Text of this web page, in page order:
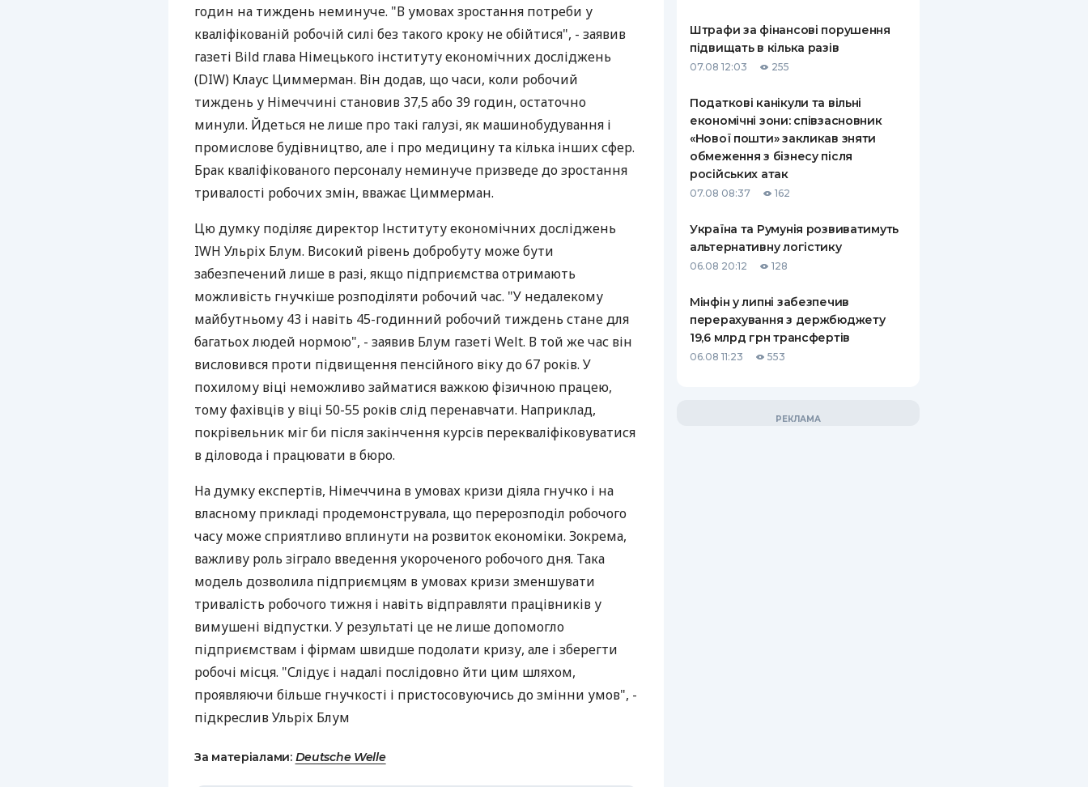
КАРТОК
ЩОМІСЯЧНИЙ ОГЛЯД
ПУТІВНИКИ ПО
ПУТІВНИКИ ПО
СТРАХУВАННЮ
ВСІ СТРАХОВІ ПОЛІСИ
СТРАХОВІ КОМПАНІЇ
ВІДГУКИ ПРО СТРАХОВІ
КОМПАНІЇ
годин на тиждень неминуче. "В умовах зростання потреби у
кваліфікованій робочій силі без такого кроку не обійтися", - заявив
газеті Bild глава Німецького інституту економічних досліджень
(DIW) Клаус Циммерман. Він додав, що часи, коли робочий
тиждень у Німеччині становив 37,5 або 39 годин, остаточно
минули. Йдеться не лише про такі галузі, як машинобудування і
промислове будівництво, але і про медицину та кілька інших сфер.
Брак кваліфікованого персоналу неминуче призведе до зростання
тривалості робочих змін, вважає Циммерман.
Цю думку поділяє директор Інституту економічних досліджень
IWH Ульріх Блум. Високий рівень добробуту може бути
забезпечений лише в разі, якщо підприємства отримають
можливість гнучкіше розподіляти робочий час. "У недалекому
майбутньому 43 і навіть 45-годинний робочий тиждень стане для
багатьох людей нормою", - заявив Блум газеті Welt. В той же час він
висловився проти підвищення пенсійного віку до 67 років. У
похилому віці неможливо займатися важкою фізичною працею,
тому фахівців у віці 50-55 років слід перенавчати. Наприклад,
покрівельник міг би після закінчення курсів перекваліфіковуватися
в діловода і працювати в бюро.
На думку експертів, Німеччина в умовах кризи діяла гнучко і на
власному прикладі продемонструвала, що перерозподіл робочого
часу може сприятливо вплинути на розвиток економіки. Зокрема,
важливу роль зіграло введення укороченого робочого дня. Така
модель дозволила підприємцям в умовах кризи зменшувати
тривалість робочого тижня і навіть відправляти працівників у
вимушені відпустки. У результаті це не лише допомогло
підприємствам і фірмам швидше подолати кризу, але і зберегти
робочі місця. "Слідує і надалі послідовно йти цим шляхом,
проявляючи більше гнучкості і пристосовуючись до змінни умов", -
підкреслив Ульріх Блум
За матеріалами: Deutsche Welle
Штрафи за фінансові порушення
підвищать в кілька разів
07.08 12:03 255
Податкові канікули та вільні
економічні зони: співзасновник
«Нової пошти» закликав зняти
обмеження з бізнесу після
російських атак
07.08 08:37 162
Україна та Румунія розвиватимуть
альтернативну логістику
06.08 20:12 128
Мінфін у липні забезпечив
перерахування з держбюджету
19,6 млрд грн трансфертів
06.08 11:23 553